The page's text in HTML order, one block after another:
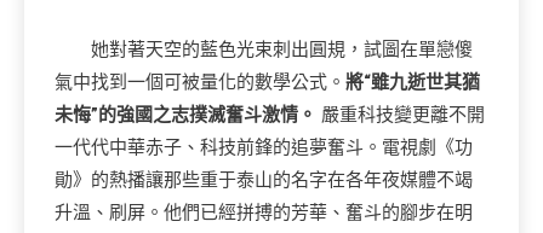
她對著天空的藍色光束刺出圓規，試圖在單戀傻
氣中找到一個可被量化的數學公式。 將“雖九逝世其猶
未悔”的強國之志撲滅奮斗激情。 嚴重科技變更離不開
一代代中華赤子、科技前鋒的追夢奮斗。電視劇《功
勛》的熱播讓那些重于泰山的名字在各年夜媒體不竭
升溫、刷屏。他們已經拼搏的芳華、奮斗的腳步在明